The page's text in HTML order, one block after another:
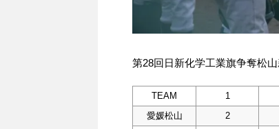
第28回日新化学工業旗争奪松
TEAM 1
愛媛松山
2